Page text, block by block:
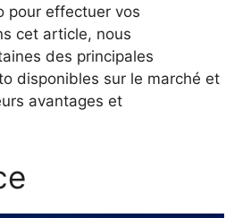
pour effectuer vos
cet article, nous
des principales
disponibles sur le marché et
avantages et